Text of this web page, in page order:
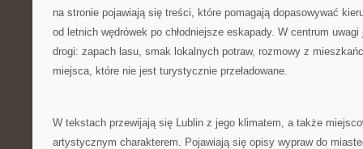
na stronie pojawiają się treści, które pomagają dopasowywać
od letnich wędrówek po chłodniejsze eskapady. W centrum
drogi: zapach lasu, smak lokalnych potraw, rozmowy z
miejsca, które nie jest turystycznie przeładowane.
W tekstach przewijają się Lublin z jego klimatem, a także
artystycznym charakterem. Pojawiają się opisy wypraw do